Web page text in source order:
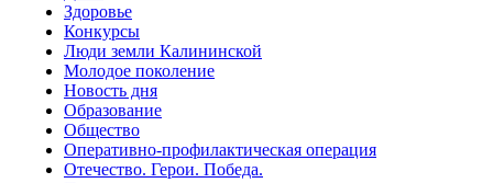
Здоровье
Конкурсы
Люди земли Калининской
Молодое поколение
Новость дня
Образование
Общество
Оперативно-профилактическая операция
Отечество. Герои. Победа.